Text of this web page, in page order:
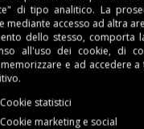
: 1 SCATOLA
PROTETTA
: 1 GIORNO
DOPO LE
di tipo analitico. La
mediante accesso ad altra
dello stesso, comporta
all'uso dei cookie, di
e ad accedere a
Cookie statistici
Cookie marketing e social